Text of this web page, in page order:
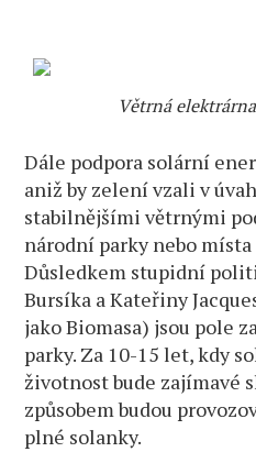
Větrná
Dále podpora solární
aniž by zelení vzali v
stabilnějšími větrnými
národní parky nebo
Důsledkem stupidní
Bursíka a Kateřiny
jako Biomasa) jsou pole
parky. Za 10-15 let, kdy
životnost bude zajímavé
způsobem budou
plné solanky.